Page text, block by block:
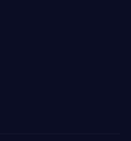
Instagram
op Youtube
Sporten op